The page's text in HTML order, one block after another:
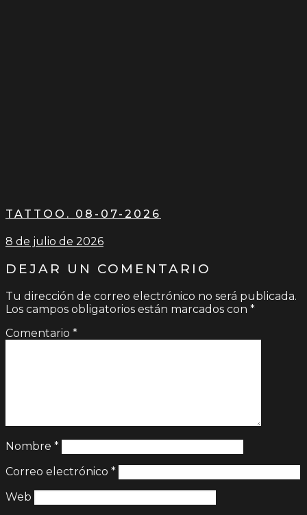
TATTOO. 08-07-2026
8 de julio de 2026
DEJAR UN COMENTARIO
Tu dirección de correo electrónico no será publicada.
Los campos obligatorios están marcados con *
Comentario *
Nombre *
Correo electrónico *
Web